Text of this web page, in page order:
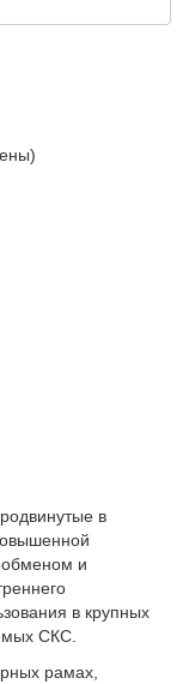
в
и
в крупных
СКС.
рамах,